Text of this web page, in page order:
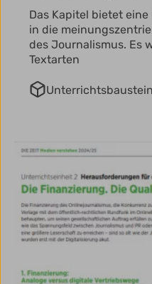
Das Kapitel bietet
in die
des Journalismus. Es
Textarten
Unterrichtsbaustein